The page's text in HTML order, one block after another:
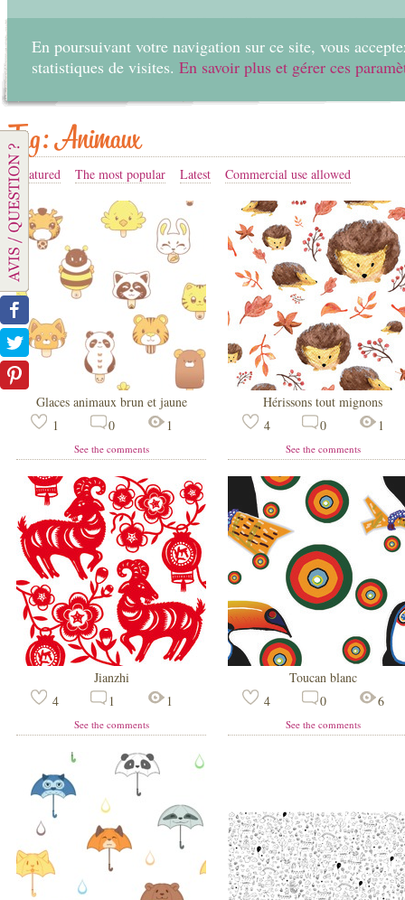
En poursuivant votre navigation sur ce site, vous
statistiques de visites. En savoir plus et gérer ces
Tag: Animaux
Featured The most popular Latest Commercial use allowed
Glaces animaux brun et jaune
1
0 1
See the comments
Hérissons tout mignons
4
0 1
See the comments
Jianzhi
4
1 1
See the comments
Toucan blanc
4
0 6
See the comments